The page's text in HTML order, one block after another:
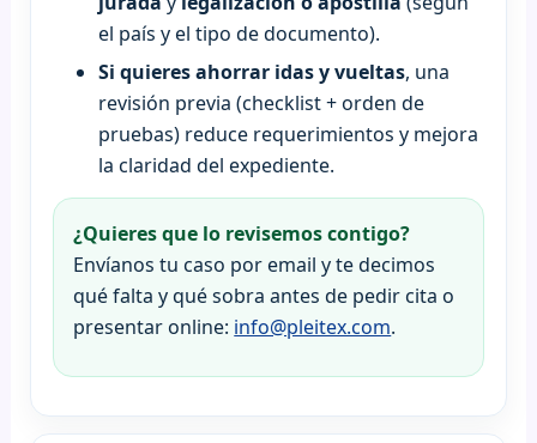
el país y el tipo de documento).
Si quieres ahorrar idas y vueltas, una
revisión previa (checklist + orden de
pruebas) reduce requerimientos y mejora
la claridad del expediente.
¿Quieres que lo revisemos contigo?
Envíanos tu caso por email y te decimos
qué falta y qué sobra antes de pedir cita o
presentar online: info@pleitex.com.